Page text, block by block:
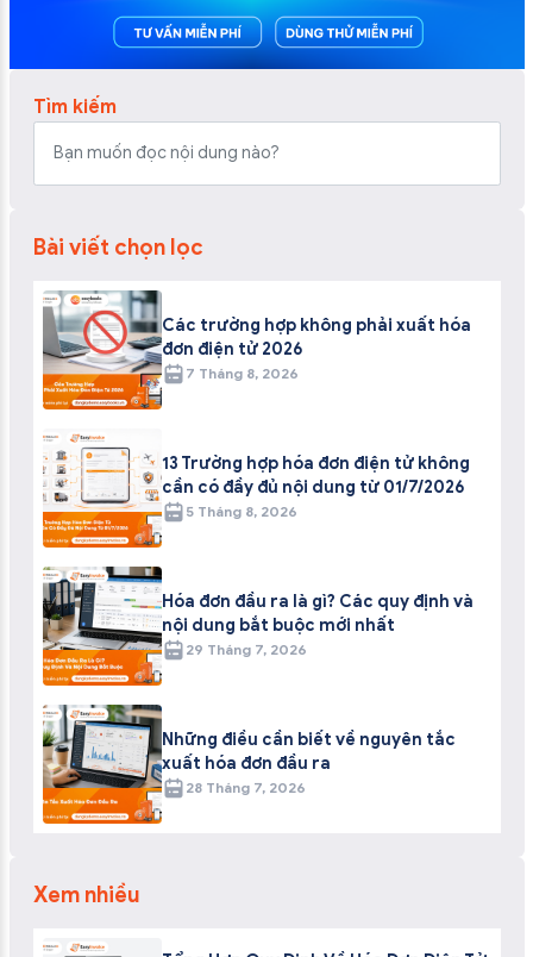
Tìm kiếm
Bài viết chọn lọc
Các trường hợp không phải xuất hóa
đơn điện tử 2026
7 Tháng 8, 2026
13 Trường hợp hóa đơn điện tử không
cần có đầy đủ nội dung từ 01/7/2026
5 Tháng 8, 2026
Hóa đơn đầu ra là gì? Các quy định và
nội dung bắt buộc mới nhất
29 Tháng 7, 2026
Những điều cần biết về nguyên tắc
xuất hóa đơn đầu ra
28 Tháng 7, 2026
Xem nhiều